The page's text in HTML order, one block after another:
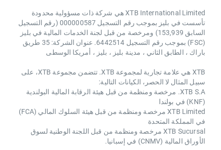
XTB International Limited هي شركة ذات مسؤولية محدودة
تأسست في بليز بموجب رقم التسجيل 000000587 (رقم التسجيل
السابق 153,939) ومرخصة من قبل لجنة الخدمات المالية في بليز
(FSC) بموجب رقم التسجيل 6442514. عنوان الشركة: 35 طريق
باراك ، الطابق الثاني ، مدينة بليز ، بليز ، أمريكا الوسطى
XTB هي علامة تجارية لمجموعة XTB. تتضمن مجموعة XTB، على
سبيل المثال لا الحصر، الكيانات التالية:
XTB S.A. مرخصة ومنظمة من قبل هيئة الرقابة المالية البولندية
(KNF) في بولندا
XTB Limited مرخصة ومنظمة من قبل هيئة السلوك المالي (FCA)
في المملكة المتحدة
XTB Sucursal مرخصة ومنظمة من قبل اللجنة الوطنية لسوق
الأوراق المالية (CNMV) في إسبانيا.